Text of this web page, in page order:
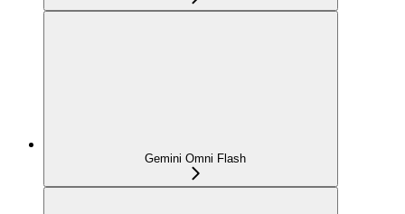
Gemini Omni Flash